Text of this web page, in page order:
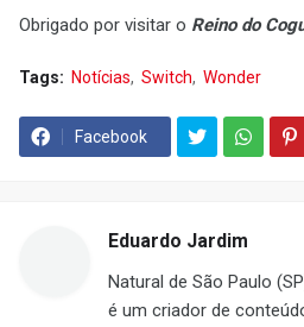
Obrigado por visitar o Reino do
Tags: Notícias Switch Wonder
Facebook
Eduardo Jardim
Natural de São Paulo
é um criador de